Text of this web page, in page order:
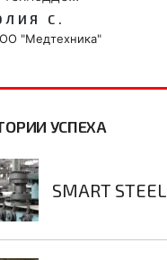
С.
"Медтехника"
УСПЕХА
SMART STEEL